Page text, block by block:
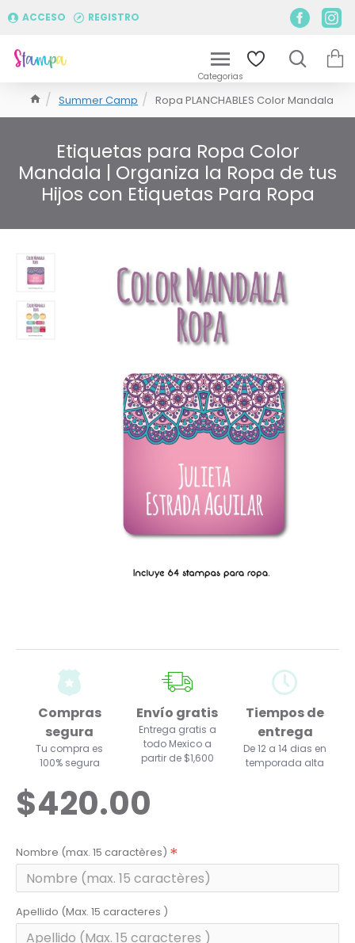
ACCESO REGISTRO
Summer Camp Ropa PLANCHABLES Color Mandala
Etiquetas para Ropa Color
Mandala | Organiza la Ropa de tus
Hijos con Etiquetas Para Ropa
Compras
segura
Tu compra es
100% segura
Envío gratis
Entrega gratis a
todo Mexico a
partir de $1,600
Tiempos de
entrega
De 12 a 14 dias en
temporada alta
$420.00
Nombre (max. 15 caractères)
Apellido (Max. 15 caracteres )